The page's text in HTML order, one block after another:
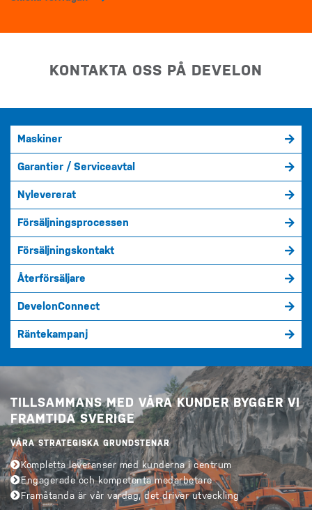
KONTAKTA OSS PÅ DEVELON
Maskiner
Garantier / Serviceavtal
Nylevererat
Försäljningsprocessen
Försäljningskontakt
Återförsäljare
DevelonConnect
Räntekampanj
TILLSAMMANS MED VÅRA KUNDER BYGGER VI
FRAMTIDA SVERIGE
VÅRA STRATEGISKA GRUNDSTENAR
Kompletta leveranser med kunderna i centrum
Engagerade och kompetenta medarbetare
Framåtanda är vår vardag, det driver utveckling